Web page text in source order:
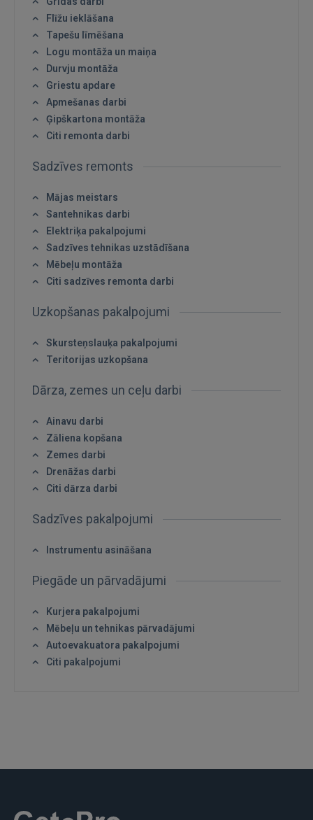
Ienākt
Aizmirsāt paroli?
FACEBOOK
GOOGLE
 Sign in with Apple
Vēl neesat reģistrējies?
Flīžu ieklāšana
Tapešu līmēšana
Logu montāža un maiņa
Durvju montāža
Griestu apdare
Apmešanas darbi
Ģipškartona montāža
Citi remonta darbi
Sadzīves remonts
Mājas meistars
Santehnikas darbi
Elektriķa pakalpojumi
Sadzīves tehnikas uzstādīšana
Mēbeļu montāža
Citi sadzīves remonta darbi
Uzkopšanas pakalpojumi
Skursteņslauķa pakalpojumi
Teritorijas uzkopšana
Dārza, zemes un ceļu darbi
Ainavu darbi
Zāliena kopšana
Zemes darbi
Drenāžas darbi
Citi dārza darbi
Sadzīves pakalpojumi
Instrumentu asināšana
Piegāde un pārvadājumi
Kurjera pakalpojumi
Mēbeļu un tehnikas pārvadājumi
Autoevakuatora pakalpojumi
Citi pakalpojumi